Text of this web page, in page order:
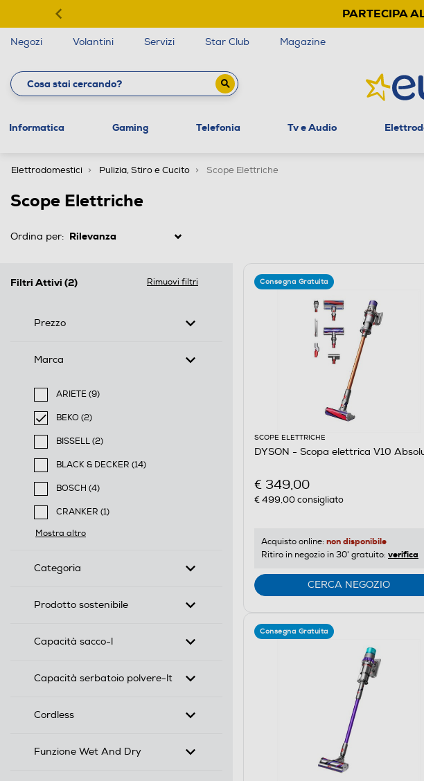
PARTECIPA
Negozi Volantini Servizi Star Club Magazine
Informatica Gaming Telefonia Tv e Audio
Elettrodomestici Pulizia, Stiro e Cucito Scope Elettriche
Scope Elettriche
Ordina per:
Filtri Attivi (2) Rimuovi filtri
Prezzo
Marca
ARIETE (9)
Filtra per Marca: ARIETE
BEKO (2)
selected Filtro applicato per Marca: BEKO
BISSELL (2)
Filtra per Marca: BISSELL
BLACK & DECKER (14)
Filtra per Marca: BLACK & DECKER
BOSCH (4)
Filtra per Marca: BOSCH
CRANKER (1)
Filtra per Marca: CRANKER
Mostra altro
Categoria
Prodotto sostenibile
Capacità sacco-l
Capacità serbatoio polvere-lt
Cordless
Funzione Wet And Dry
Consegna Gratuita
SCOPE ELETTRICHE
DYSON - Scopa elettrica V10
€ 349,00
€ 499,00consigliato
Acquisto online: non disponibile
Ritiro in negozio in 30' gratuito: verifica
CERCA NEGOZIO
Consegna Gratuita